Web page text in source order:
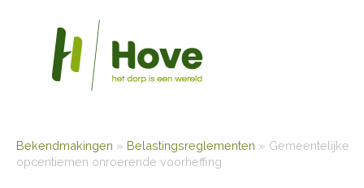
Bekendmakingen » Belastingsreglementen » Gemeentelijke
opcentiemen onroerende voorheffing